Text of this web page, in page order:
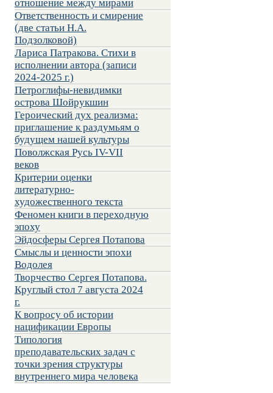
отношение между мирами
Ответственность и смирение
(две статьи Н.А.
Подзолковой)
Лариса Патракова. Стихи в
исполнении автора (записи
2024-2025 г.)
Петроглифы-невидимки
острова Шойрукшин
Героический дух реализма:
приглашение к раздумьям о
будущем нашей культуры
Поволжская Русь IV-VII
веков
Критерии оценки
литературно-
художественного текста
Феномен книги в переходную
эпоху
Эйдосферы Сергея Потапова
Смыслы и ценности эпохи
Водолея
Творчество Сергея Потапова.
Круглый стол 7 августа 2024
г.
К вопросу об истории
нацификации Европы
Типология
преподавательских задач с
точки зрения структуры
внутреннего мира человека